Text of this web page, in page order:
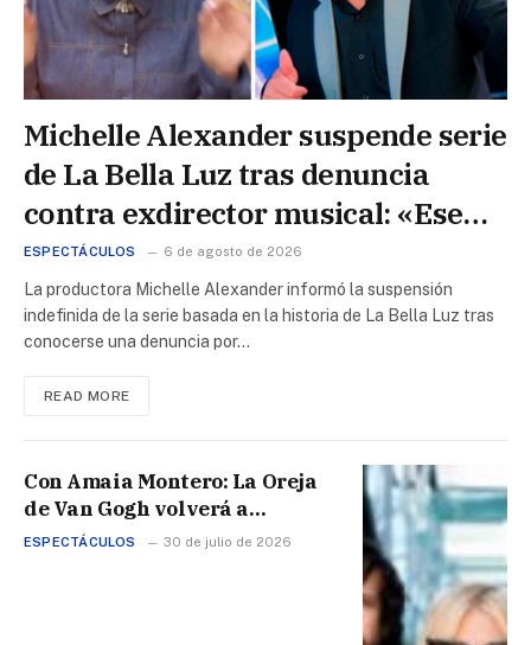
Michelle Alexander suspende serie
de La Bella Luz tras denuncia
contra exdirector musical: «Ese
tipo a la cárcel»
ESPECTÁCULOS 6 de agosto de 2026
La productora Michelle Alexander informó la suspensión
indefinida de la serie basada en la historia de La Bella Luz tras
conocerse una denuncia por…
READ MORE
Con Amaia Montero: La Oreja
de Van Gogh volverá a
presentarse en Perú en 2027
ESPECTÁCULOS 30 de julio de 2026